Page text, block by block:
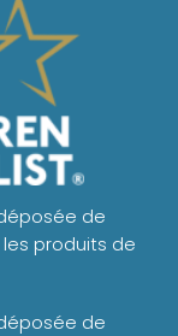
de
produits de
de